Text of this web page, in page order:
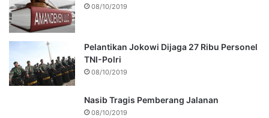
08/10/2019
Pelantikan Jokowi Dijaga 27 Ribu Personel
TNI-Polri
08/10/2019
Nasib Tragis Pemberang Jalanan
08/10/2019